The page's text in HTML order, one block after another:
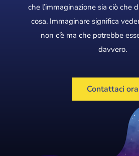
che l’immaginazione sia ciò che
cosa. Immaginare significa
non c’è ma che potrebbe
davvero.
Contattaci ora